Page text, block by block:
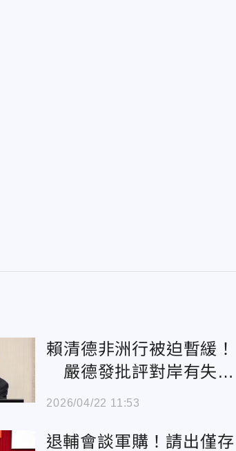
賴清德非洲行被迫暫緩！
嚴德發批評對岸有失風
範
2026/04/22 11:53
退輔會談軍購！請出僅存